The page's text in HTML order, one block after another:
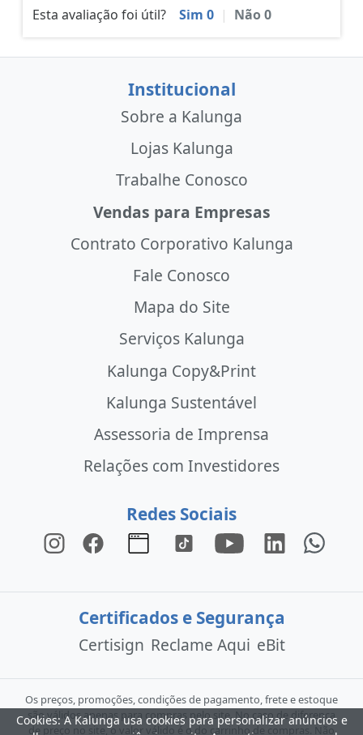
Esta avaliação foi útil?
Sim 0 | Não0
Institucional
Sobre a Kalunga
Lojas Kalunga
Trabalhe Conosco
Vendas para Empresas
Contrato Corporativo Kalunga
Fale Conosco
Mapa do Site
Serviços Kalunga
Kalunga Copy&Print
Kalunga Sustentável
Assessoria de Imprensa
Relações com Investidores
Redes Sociais
Certificados e Segurança
Certisign Reclame Aqui eBit
Os preços, promoções, condições de pagamento, frete e estoque
são válidos apenas para compras pelo site. No caso de diferença
de preço no site, o valor válido é o do carrinho de compras. Não
Cookies: A Kalunga usa cookies para personalizar anúncios e